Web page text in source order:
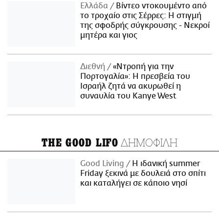
Ελλάδα
Βίντεο ντοκουμέντο από
το τροχαίο στις Σέρρες: Η στιγμή
της σφοδρής σύγκρουσης - Νεκροί
μητέρα και γιος
Διεθνή
«Ντροπή για την
Πορτογαλία»: Η πρεσβεία του
Ισραήλ ζητά να ακυρωθεί η
συναυλία του Kanye West
THE GOOD LIFO ΔΗΜΟΦΙΛΗ
Good Living
Η ιδανική summer
Friday ξεκινά με δουλειά στο σπίτι
και καταλήγει σε κάποιο νησί